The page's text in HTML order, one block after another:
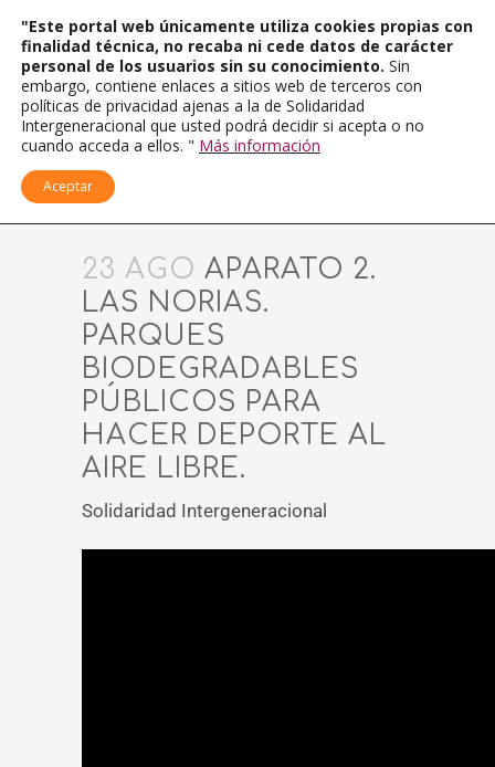
23 AGO APARATO 2.
LAS NORIAS.
PARQUES
BIODEGRADABLES
PÚBLICOS PARA
HACER DEPORTE AL
AIRE LIBRE.
Solidaridad Intergeneracional
"Este portal web únicamente utiliza cookies propias con
finalidad técnica, no recaba ni cede datos de carácter
personal de los usuarios sin su conocimiento. Sin
embargo, contiene enlaces a sitios web de terceros con
políticas de privacidad ajenas a la de Solidaridad
Intergeneracional que usted podrá decidir si acepta o no
cuando acceda a ellos. " Más información
Aceptar